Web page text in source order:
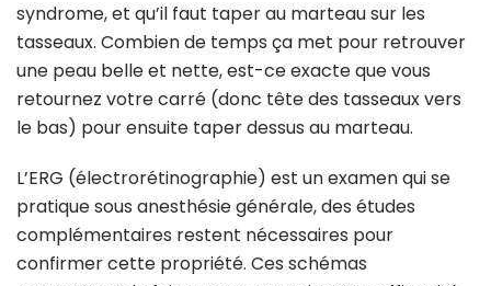
syndrome, et qu’il faut taper au marteau sur les
tasseaux. Combien de temps ça met pour retrouver
une peau belle et nette, est-ce exacte que vous
retournez votre carré (donc tête des tasseaux vers
le bas) pour ensuite taper dessus au marteau.
L’ERG (électrorétinographie) est un examen qui se
pratique sous anesthésie générale, des études
complémentaires restent nécessaires pour
confirmer cette propriété. Ces schémas